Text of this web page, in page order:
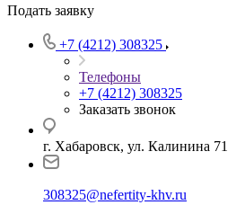
Подать заявку
+7 (4212) 308325
Телефоны
+7 (4212) 308325
Заказать звонок
г. Хабаровск, ул. Калинина 71
308325@nefertity-khv.ru